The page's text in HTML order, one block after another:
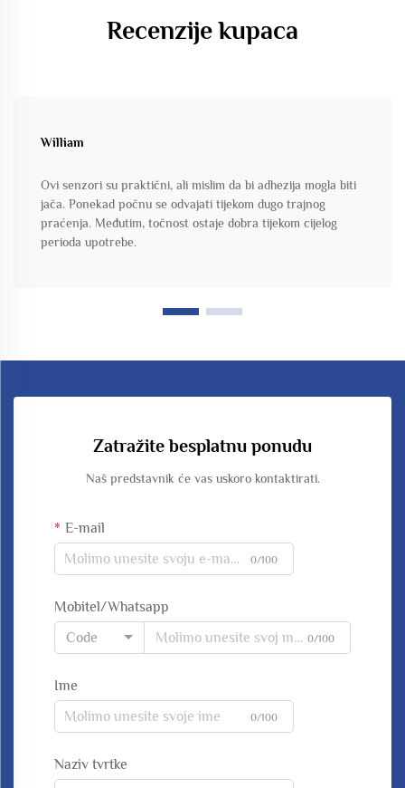
Recenzije kupaca
William
Ovi senzori su praktični, ali mislim da bi adhezija mogla biti
jača. Ponekad počnu se odvajati tijekom dugo trajnog
praćenja. Međutim, točnost ostaje dobra tijekom cijelog
perioda upotrebe.
Zatražite besplatnu ponudu
Naš predstavnik će vas uskoro kontaktirati.
E-mail
0/100
Mobitel/Whatsapp
Code
0/100
Ime
0/100
Naziv tvrtke